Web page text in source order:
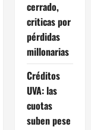
cerrado,
criticas por
pérdidas
millonarias
Créditos
UVA: las
cuotas
suben pese